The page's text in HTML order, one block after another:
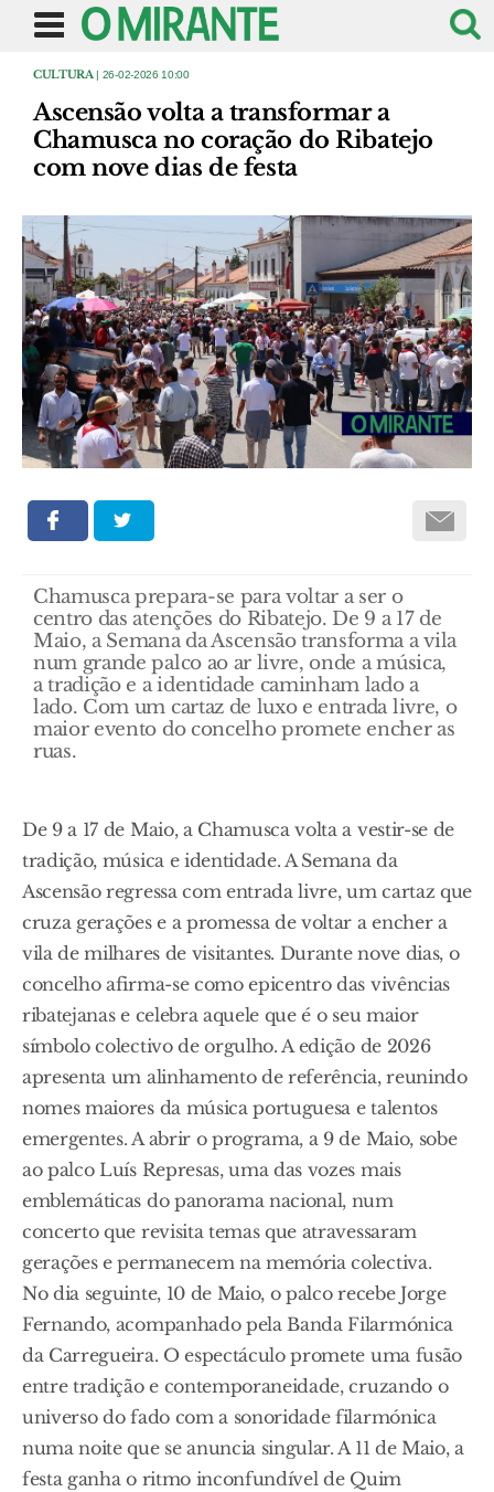
CULTURA | 26-02-2026 10:00
Ascensão volta a transformar a
Chamusca no coração do Ribatejo
com nove dias de festa
Chamusca prepara-se para voltar a ser o
centro das atenções do Ribatejo. De 9 a 17 de
Maio, a Semana da Ascensão transforma a vila
num grande palco ao ar livre, onde a música,
a tradição e a identidade caminham lado a
lado. Com um cartaz de luxo e entrada livre, o
maior evento do concelho promete encher as
ruas.
De 9 a 17 de Maio, a Chamusca volta a vestir-se de
tradição, música e identidade. A Semana da
Ascensão regressa com entrada livre, um cartaz que
cruza gerações e a promessa de voltar a encher a
vila de milhares de visitantes. Durante nove dias, o
concelho afirma-se como epicentro das vivências
ribatejanas e celebra aquele que é o seu maior
símbolo colectivo de orgulho. A edição de 2026
apresenta um alinhamento de referência, reunindo
nomes maiores da música portuguesa e talentos
emergentes. A abrir o programa, a 9 de Maio, sobe
ao palco Luís Represas, uma das vozes mais
emblemáticas do panorama nacional, num
concerto que revisita temas que atravessaram
gerações e permanecem na memória colectiva.
No dia seguinte, 10 de Maio, o palco recebe Jorge
Fernando, acompanhado pela Banda Filarmónica
da Carregueira. O espectáculo promete uma fusão
entre tradição e contemporaneidade, cruzando o
universo do fado com a sonoridade filarmónica
numa noite que se anuncia singular. A 11 de Maio, a
festa ganha o ritmo inconfundível de Quim